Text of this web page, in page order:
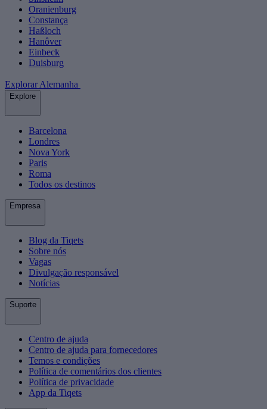
Oranienburg
Constança
Haßloch
Hanôver
Einbeck
Duisburg
Explorar Alemanha
Explore
Barcelona
Londres
Nova York
Paris
Roma
Todos os destinos
Empresa
Blog da Tiqets
Sobre nós
Vagas
Divulgação responsável
Notícias
Suporte
Centro de ajuda
Centro de ajuda para fornecedores
Temos e condições
Política de comentários dos clientes
Política de privacidade
App da Tiqets